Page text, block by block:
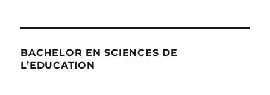
BACHELOR EN SCIENCES DE
L’EDUCATION